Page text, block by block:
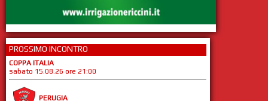
PROSSIMO INCONTRO
COPPA ITALIA
sabato 15.08.26 ore 21:00
PERUGIA